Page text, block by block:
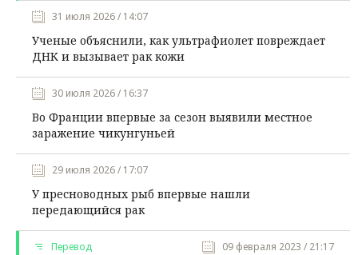
31 июля 2026 / 14:07
Ученые объяснили, как ультрафиолет повреждает
ДНК и вызывает рак кожи
30 июля 2026 / 16:37
Во Франции впервые за сезон выявили местное
заражение чикунгуньей
29 июля 2026 / 17:07
У пресноводных рыб впервые нашли
передающийся рак
Перевод 09 февраля 2023 / 21:17